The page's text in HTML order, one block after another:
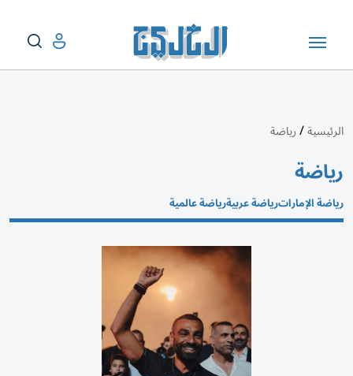
الرئيسية/رياضة
رياضة
رياضة الإماراترياضة عربيةرياضة عالمية